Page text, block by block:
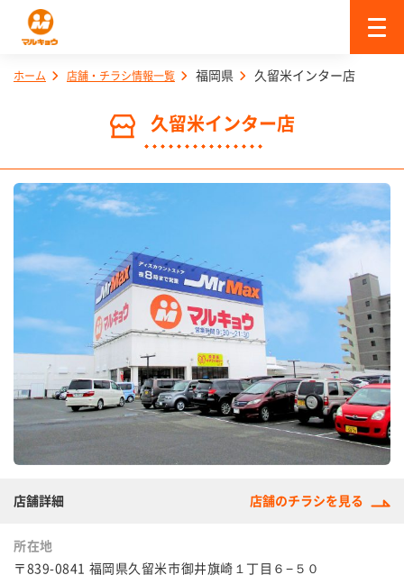
ホーム 店舗・チラシ情報一覧 福岡県 久留米インター店
久留米インター店
店舗詳細 店舗のチラシを見る
所在地
〒839-0841 福岡県久留米市御井旗崎１丁目６−５０